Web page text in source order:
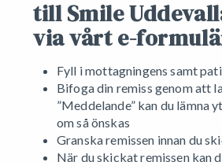
till Smile
via vårt e-
Fyll i mottagningens samt
Bifoga din remiss genom att
”Meddelande” kan du lämna
om så önskas
Granska remissen innan du
När du skickat remissen kan